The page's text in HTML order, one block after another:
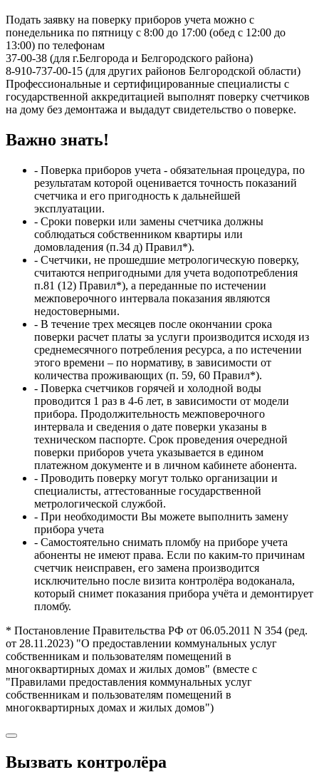
Подать заявку на поверку приборов учета можно с
понедельника по пятницу с 8:00 до 17:00 (обед с 12:00 до
13:00) по телефонам
37-00-38 (для г.Белгорода и Белгородского района)
8-910-737-00-15 (для других районов Белгородской области)
Профессиональные и сертифицированные специалисты с
государственной аккредитацией выполнят поверку счетчиков
на дому без демонтажа и выдадут свидетельство о поверке.
Важно знать!
- Поверка приборов учета - обязательная процедура, по
результатам которой оценивается точность показаний
счетчика и его пригодность к дальнейшей
эксплуатации.
- Сроки поверки или замены счетчика должны
соблюдаться собственником квартиры или
домовладения (п.34 д) Правил*).
- Счетчики, не прошедшие метрологическую поверку,
считаются непригодными для учета водопотребления
п.81 (12) Правил*), а переданные по истечении
межповерочного интервала показания являются
недостоверными.
- В течение трех месяцев после окончании срока
поверки расчет платы за услуги производится исходя из
среднемесячного потребления ресурса, а по истечении
этого времени – по нормативу, в зависимости от
количества проживающих (п. 59, 60 Правил*).
- Поверка счетчиков горячей и холодной воды
проводится 1 раз в 4-6 лет, в зависимости от модели
прибора. Продолжительность межповерочного
интервала и сведения о дате поверки указаны в
техническом паспорте. Срок проведения очередной
поверки приборов учета указывается в едином
платежном документе и в личном кабинете абонента.
- Проводить поверку могут только организации и
специалисты, аттестованные государственной
метрологической службой.
- При необходимости Вы можете выполнить замену
прибора учета
- Самостоятельно снимать пломбу на приборе учета
абоненты не имеют права. Если по каким-то причинам
счетчик неисправен, его замена производится
исключительно после визита контролёра водоканала,
который снимет показания прибора учёта и демонтирует
пломбу.
* Постановление Правительства РФ от 06.05.2011 N 354 (ред.
от 28.11.2023) "О предоставлении коммунальных услуг
собственникам и пользователям помещений в
многоквартирных домах и жилых домов" (вместе с
"Правилами предоставления коммунальных услуг
собственникам и пользователям помещений в
многоквартирных домах и жилых домов")
Вызвать контролёра